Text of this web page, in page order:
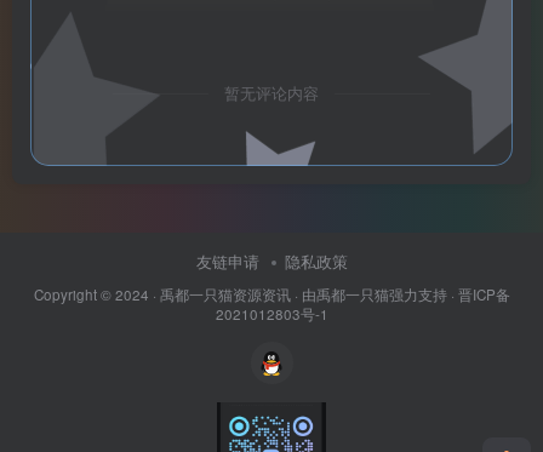
暂无评论内容
友链申请 隐私政策
Copyright © 2024 · 禹都一只猫资源资讯· 由禹都一只猫强力支持 · 晋ICP备
2021012803号-1